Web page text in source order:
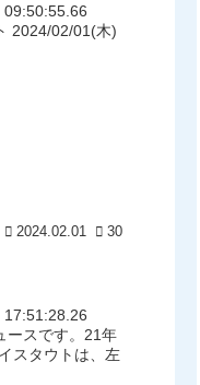
09:50:55.66
2024/02/01(木)
2024.02.01 30
17:51:28.26
ースです。21年
スタウトは、左